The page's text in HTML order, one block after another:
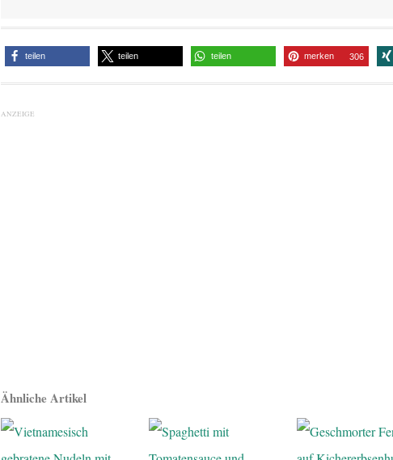
teilen teilen teilen merken 306
ANZEIGE
Ähnliche Artikel